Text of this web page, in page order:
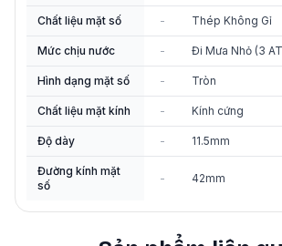
Chất liệu mặt số - Thép Không Gỉ
Mức chịu nước - Đi Mưa Nhỏ (3
Hình dạng mặt số - Tròn
Chất liệu mặt kính - Kính cứng
Độ dày - 11.5mm
Đường kính mặt
số
- 42mm